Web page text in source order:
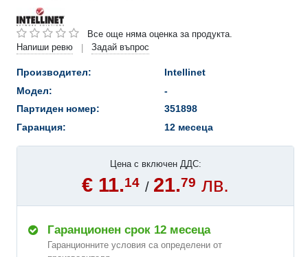
Все още няма оценка за продукта.
Напиши ревю
| Задай въпрос
Производител:
Intellinet
Модел:
-
Партиден номер:
351898
Гаранция:
12 месеца
Цена с включен ДДС:
€ 11.14 / 21.79 лв.
Гаранционен срок 12 месеца
Гаранционните условия са определени от